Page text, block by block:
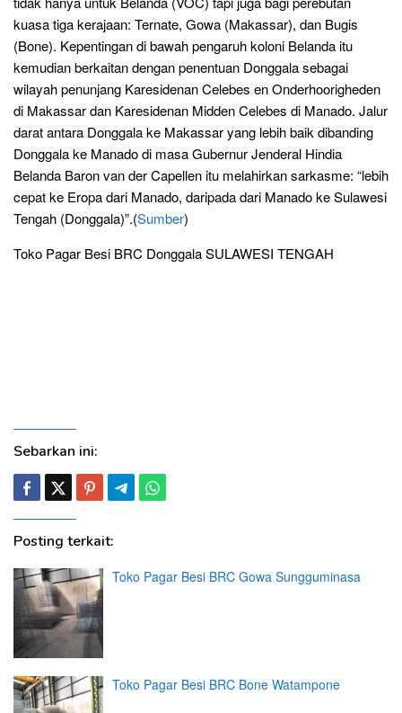
kuasa tiga kerajaan: Ternate, Gowa (Makassar), dan Bugis
(Bone). Kepentingan di bawah pengaruh koloni Belanda itu
kemudian berkaitan dengan penentuan Donggala sebagai
wilayah penunjang Karesidenan Celebes en Onderhoorigheden
di Makassar dan Karesidenan Midden Celebes di Manado. Jalur
darat antara Donggala ke Makassar yang lebih baik dibanding
Donggala ke Manado di masa Gubernur Jenderal Hindia
Belanda Baron van der Capellen itu melahirkan sarkasme: “lebih
cepat ke Eropa dari Manado, daripada dari Manado ke Sulawesi
Tengah (Donggala)”.(Sumber)
Toko Pagar Besi BRC Donggala SULAWESI TENGAH
Sebarkan ini:
Posting terkait:
Toko Pagar Besi BRC Gowa Sungguminasa
Toko Pagar Besi BRC Bone Watampone